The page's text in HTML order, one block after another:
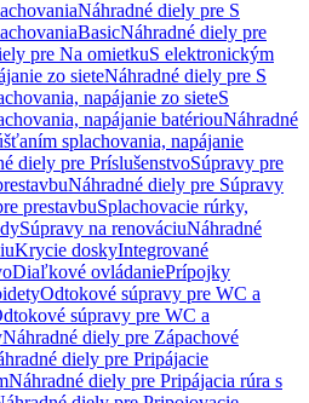
Náhradné diely pre S
BasicNáhradné diely pre
pre Na omietkuS elektronickým
zo sieteNáhradné diely pre S
napájanie zo sieteS
napájanie batériouNáhradné
splachovania, napájanie
diely pre PríslušenstvoSúpravy pre
Náhradné diely pre Súpravy
prestavbuSplachovacie rúrky,
Súpravy na renováciuNáhradné
Krycie doskyIntegrované
Diaľkové ovládaniePrípojky
Odtokové súpravy pre WC a
súpravy pre WC a
Náhradné diely pre Zápachové
diely pre Pripájacie
Náhradné diely pre Pripájacia rúra s